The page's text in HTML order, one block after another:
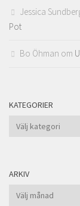
Jessica
Pot
Bo Öhman om
KATEGORIER
Kategorier
ARKIV
Arkiv